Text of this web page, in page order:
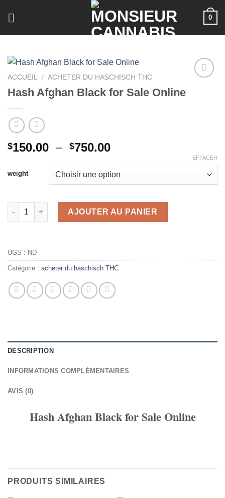
0
ACCUEIL / ACHETER DU HASCHISCH THC
Hash Afghan Black for Sale Online
$150.00 – $750.00Plage
prix :
$150.00
$750.00
weight
EFFACER
quantité de Hash Afghan Black for Sale Online
AJOUTER AU PANIER
UGS : ND
Catégorie : acheter du haschisch THC
DESCRIPTION
INFORMATIONS COMPLÉMENTAIRES
AVIS (0)
Hash Afghan Black for Sale Online
PRODUITS SIMILAIRES